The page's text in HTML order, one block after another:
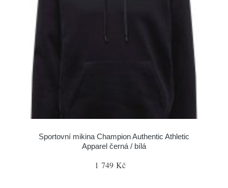
Sportovní mikina Champion Authentic Athletic
Apparel černá / bílá
1 749 Kč